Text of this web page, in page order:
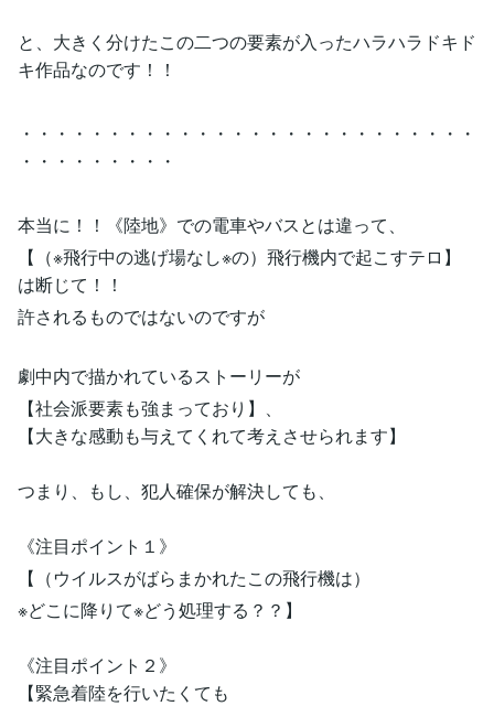
と、大きく分けたこの二つの要素が入ったハラハラドキド
キ作品なのです！！
・・・・・・・・・・・・・・・・・・・・・・・・・・
・・・・・・・・・
本当に！！《陸地》での電車やバスとは違って、
【（※飛行中の逃げ場なし※の）飛行機内で起こすテロ】
は断じて！！
許されるものではないのですが
劇中内で描かれているストーリーが
【社会派要素も強まっており】、
【大きな感動も与えてくれて考えさせられます】
つまり、もし、犯人確保が解決しても、
《注目ポイント１》
【（ウイルスがばらまかれたこの飛行機は）
※どこに降りて※どう処理する？？】
《注目ポイント２》
【緊急着陸を行いたくても